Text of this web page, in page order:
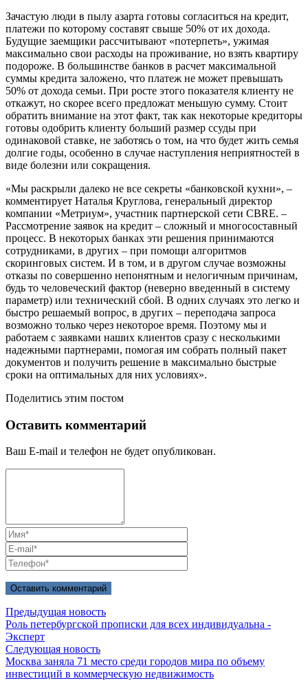
Зачастую люди в пылу азарта готовы согласиться на кредит,
платежи по которому составят свыше 50% от их дохода.
Будущие заемщики рассчитывают «потерпеть», ужимая
максимально свои расходы на проживание, но взять квартиру
подороже. В большинстве банков в расчет максимальной
суммы кредита заложено, что платеж не может превышать
50% от дохода семьи. При росте этого показателя клиенту не
откажут, но скорее всего предложат меньшую сумму. Стоит
обратить внимание на этот факт, так как некоторые кредиторы
готовы одобрить клиенту больший размер ссуды при
одинаковой ставке, не заботясь о том, на что будет жить семья
долгие годы, особенно в случае наступления неприятностей в
виде болезни или сокращения.
«Мы раскрыли далеко не все секреты «банковской кухни», –
комментирует Наталья Круглова, генеральный директор
компании «Метриум», участник партнерской сети CBRE. –
Рассмотрение заявок на кредит – сложный и многосоставный
процесс. В некоторых банках эти решения принимаются
сотрудниками, в других – при помощи алгоритмов
скоринговых систем. И в том, и в другом случае возможны
отказы по совершенно непонятным и нелогичным причинам,
будь то человеческий фактор (неверно введенный в систему
параметр) или технический сбой. В одних случаях это легко и
быстро решаемый вопрос, в других – переподача запроса
возможно только через некоторое время. Поэтому мы и
работаем с заявками наших клиентов сразу с несколькими
надежными партнерами, помогая им собрать полный пакет
документов и получить решение в максимально быстрые
сроки на оптимальных для них условиях».
Поделитись этим постом
Оставить комментарий
Ваш E-mail и телефон не будет опубликован.
Предыдущая новость
Роль петербургской прописки для всех индивидуальна -
Эксперт
Следующая новость
Москва заняла 71 место среди городов мира по объему
инвестиций в коммерческую недвижимость